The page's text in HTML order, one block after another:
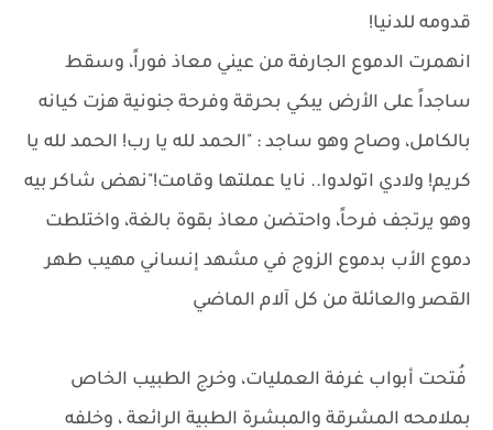
قدومه للدنيا!
انهمرت الدموع الجارفة من عيني معاذ فوراً، وسقط
ساجداً على الأرض يبكي بحرقة وفرحة جنونية هزت كيانه
بالكامل، وصاح وهو ساجد : "الحمد لله يا رب! الحمد لله يا
كريم! ولادي اتولدوا.. نايا عملتها وقامت!"نهض شاكر بيه
وهو يرتجف فرحاً، واحتضن معاذ بقوة بالغة، واختلطت
دموع الأب بدموع الزوج في مشهد إنساني مهيب طهر
القصر والعائلة من كل آلام الماضي
فُتحت أبواب غرفة العمليات، وخرج الطبيب الخاص
بملامحه المشرقة والمبشرة الطبية الرائعة ، وخلفه